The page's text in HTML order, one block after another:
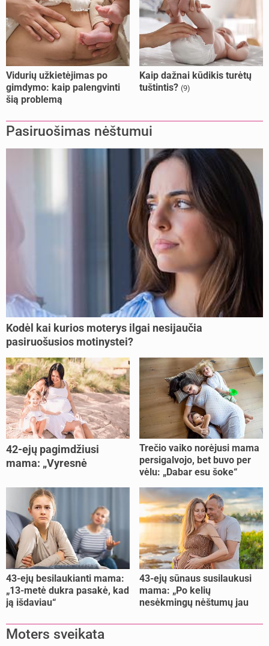
Vidurių užkietėjimas po
gimdymo: kaip palengvinti
šią problemą
Kaip dažnai kūdikis turėtų
tuštintis? (9)
Pasiruošimas nėštumui
Kodėl kai kurios moterys ilgai nesijaučia
pasiruošusios motinystei?
42-ejų pagimdžiusi
mama: „Vyresnė
lengviau“
Trečio vaiko norėjusi mama
persigalvojo, bet buvo per
vėlu: „Dabar esu šoke“
43-ejų besilaukianti mama:
„13-metė dukra pasakė, kad
ją išdaviau“
43-ejų sūnaus susilaukusi
mama: „Po kelių
nesėkmingų nėštumų jau
Moters sveikata